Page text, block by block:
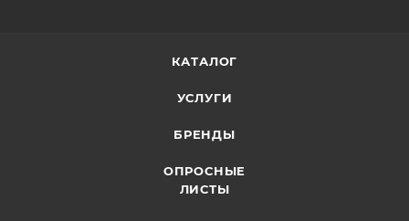
КАТАЛОГ
УСЛУГИ
БРЕНДЫ
ОПРОСНЫЕ
ЛИСТЫ